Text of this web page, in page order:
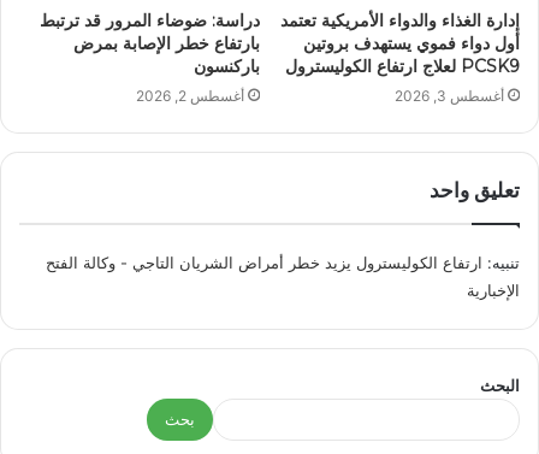
إدارة الغذاء والدواء الأمريكية تعتمد
أول دواء فموي يستهدف بروتين
PCSK9 لعلاج ارتفاع الكوليسترول
أغسطس 3, 2026
دراسة: ضوضاء المرور قد ترتبط
بارتفاع خطر الإصابة بمرض
باركنسون
أغسطس 2, 2026
تعليق واحد
تنبيه: ‫ارتفاع الكوليسترول يزيد خطر أمراض الشريان التاجي - وكالة الفتح
الإخبارية
البحث
بحث